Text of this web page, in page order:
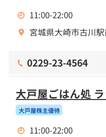
11:00-22:00
宮城県大崎市古川
0229-23-4564
大戸屋ごはん処
大戸屋株主優待
11:00-22:00